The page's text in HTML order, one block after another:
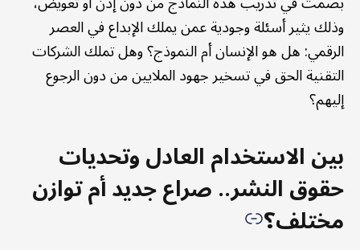
وذلك يثير أسئلة وجودية عمن يملك الإبداع في العصر
الرقمي: هل هو الإنسان أم النموذج؟ وهل تملك الشركات
التقنية الحق في تسخير جهود الملايين من دون الرجوع
إليهم؟
بين الاستخدام العادل وتحديات
حقوق النشر.. صراع جديد أم توازن
مختلف؟